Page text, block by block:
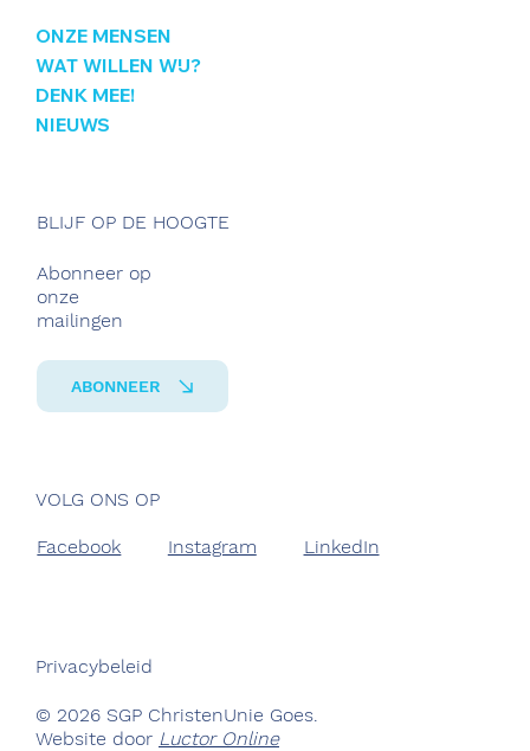
ONZE MENSEN
WAT WILLEN WIJ?
DENK MEE!
NIEUWS
VOLG ONS OP
Facebook Instagram LinkedIn
BLIJF OP DE HOOGTE
Abonneer op
onze
mailingen
ABONNEER
Privacybeleid
© 2026 SGP ChristenUnie Goes.
Website door Luctor Online